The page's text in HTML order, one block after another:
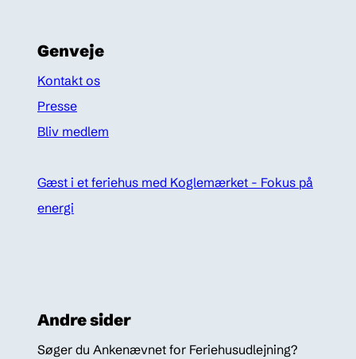
Genveje
Kontakt os
Presse
Bliv medlem
Gæst i et feriehus med Koglemærket - Fokus på
energi
Andre sider
Søger du Ankenævnet for Feriehusudlejning?